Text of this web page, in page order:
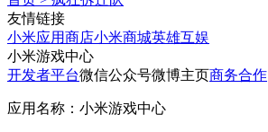
友情链接
小米应用商店小米商城英雄互娱
小米游戏中心
开发者平台微信公众号微博主页商务合作
应用名称：小米游戏中心